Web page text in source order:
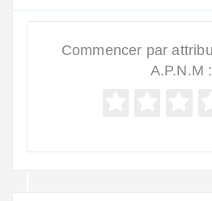
Commencer par
A.P.N.M :